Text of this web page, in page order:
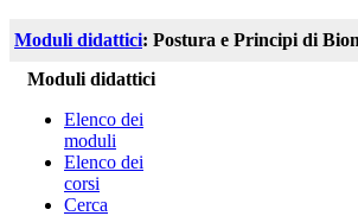
Moduli didattici: Postura e Principi di
Moduli didattici
Elenco dei
moduli
Elenco dei
corsi
Cerca